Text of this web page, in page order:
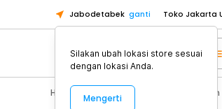
Jabodetabek ganti Toko Jakarta
Toko
Toko Cikupa
Pick n Go
Pick n Go
Home Appliance Perawatan Rumah
Silakan ubah lokasi store sesuai
dengan lokasi Anda.
Mengerti